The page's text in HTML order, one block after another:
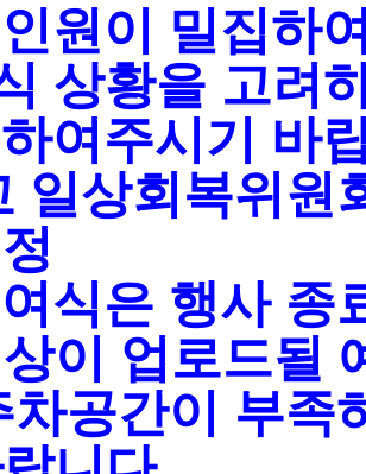
원이 밀집하
상황을 고려
여주시기 바
일상회복위원
식은 행사 종
이 업로드될
차공간이 부족